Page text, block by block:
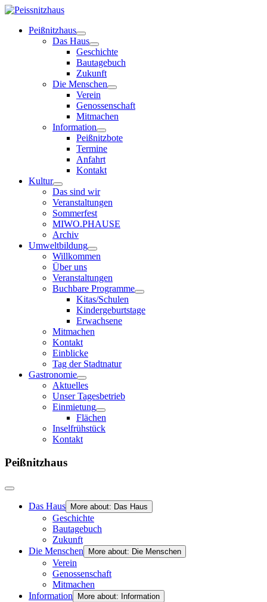
Peißnitzhaus
Das Haus
Geschichte
Bautagebuch
Zukunft
Die Menschen
Verein
Genossenschaft
Mitmachen
Information
Peißnitzbote
Termine
Anfahrt
Kontakt
Kultur
Das sind wir
Veranstaltungen
Sommerfest
MIWO.PHAUSE
Archiv
Umweltbildung
Willkommen
Über uns
Veranstaltungen
Buchbare Programme
Kitas/Schulen
Kindergeburtstage
Erwachsene
Mitmachen
Kontakt
Einblicke
Tag der Stadtnatur
Gastronomie
Aktuelles
Unser Tagesbetrieb
Einmietung
Flächen
Inselfrühstück
Kontakt
Peißnitzhaus
Das Haus More about: Das Haus
Geschichte
Bautagebuch
Zukunft
Die Menschen
More about: Die Menschen
Verein
Genossenschaft
Mitmachen
Information
More about: Information